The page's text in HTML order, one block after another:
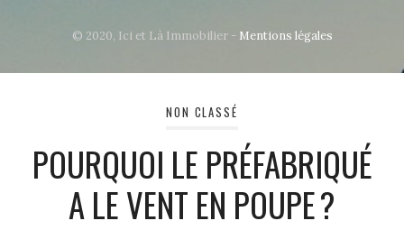
© 2020, Ici et Là Immobilier - Mentions légales
NON CLASSÉ
POURQUOI LE PRÉFABRIQUÉ
A LE VENT EN POUPE ?